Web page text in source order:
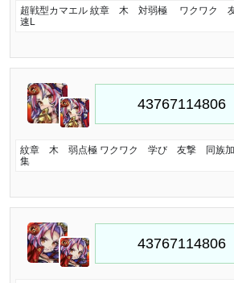
超戦型カマエル 紋章 木 対弱極 ワクワク
速L
紋章 木 弱点極 ワクワク 学び 友撃 同族加
集